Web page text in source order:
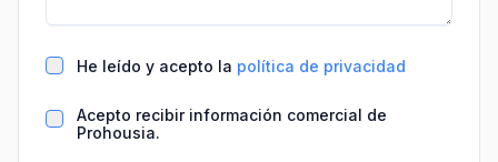
He leído y acepto la política de privacidad
Acepto recibir información comercial de
Prohousia.